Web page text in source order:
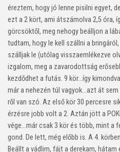
éreztem, hogy jó lenne pisilni egyet,
ezt a 2 kört, ami átszámolva 2,5 óra,
görcsöktől, meg nehogy beálljon a
tudtam, hogy le kell szállni a
szálljak le (utólag visszaemlékezve
izgalom, meg a zavarodottság
kezdődhet a futás. 9 kör…így
már a nehezén túl vagyok…azt át
ről van szó. Az első kör 30 percesre
érzésre jobb volt a 2. Aztán jött a
vége…már csak 3 kör és több, mint a
gond. De lett, még előbb is. A 4.
Beállt a vádlim, fájt a derekam,